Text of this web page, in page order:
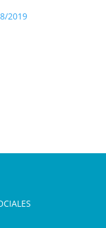
2019